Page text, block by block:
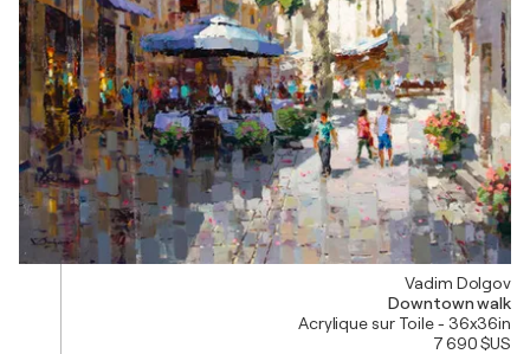
Vadim Dolgov
Downtown walk
Acrylique sur Toile - 36x36in
7 690 $US